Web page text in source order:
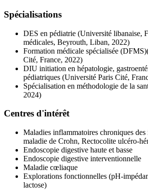
Spécialisations
DES en pédiatrie (Université libanaise,
médicales, Beyrouth, Liban, 2022)
Formation médicale spécialisée
Cité, France, 2022)
DIU initiation en hépatologie,
pédiatriques (Université Paris Cité,
Spécialisation en méthodologie de la
2024)
Centres d'intérêt
Maladies inflammatoires chroniques
maladie de Crohn, Rectocolite ulcéro-
Endoscopie digestive haute et basse
Endoscopie digestive interventionnelle
Maladie cœliaque
Explorations fonctionnelles (pH-
lactose)